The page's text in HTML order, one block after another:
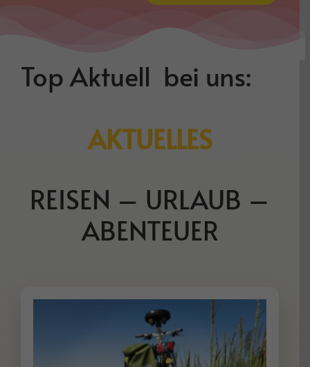
Top Aktuell bei uns:
AKTUELLES
REISEN – URLAUB –
ABENTEUER